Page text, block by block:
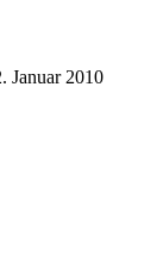
Januar 2010